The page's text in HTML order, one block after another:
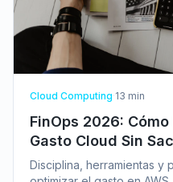
Cloud Computing 13 min
FinOps 2026:
Gasto Cloud Sin
Disciplina, herramientas y